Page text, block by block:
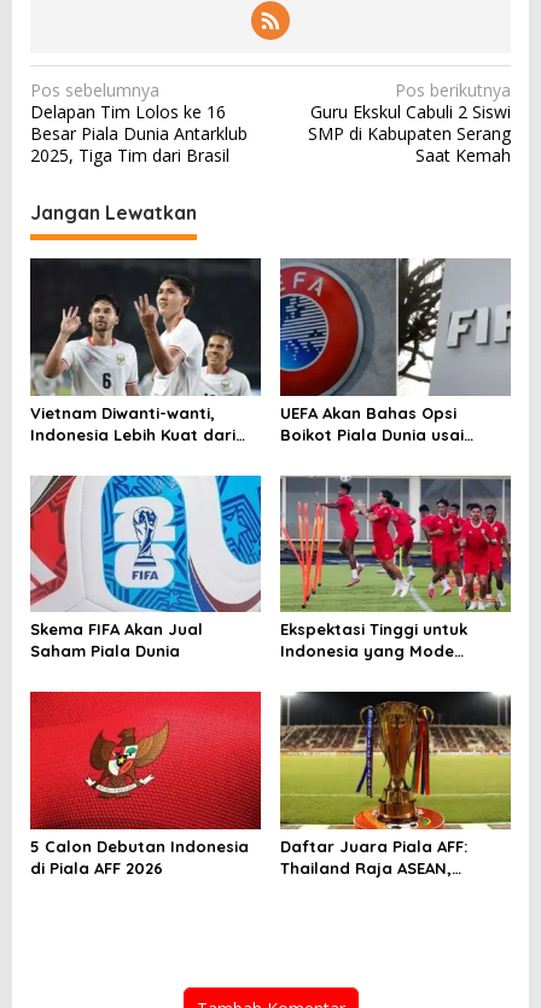
N
a
v
g
a
p
o
s
Pos sebelumnya
Delapan Tim Lolos ke 16
Besar Piala Dunia Antarklub
2025, Tiga Tim dari Brasil
Pos berikutnya
Guru Ekskul Cabuli 2 Siswi
SMP di Kabupaten Serang
Saat Kemah
Jangan Lewatkan
Vietnam Diwanti-wanti,
Indonesia Lebih Kuat dari
UEFA Akan Bahas Opsi
Boikot Piala Dunia usai
Skema FIFA Akan Jual
Saham Piala Dunia
Ekspektasi Tinggi untuk
Indonesia yang Mode
5 Calon Debutan Indonesia
di Piala AFF 2026
Daftar Juara Piala AFF:
Thailand Raja ASEAN,